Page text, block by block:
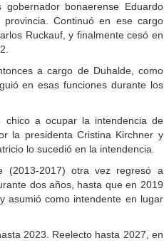
bonaerense Eduardo
Continuó en ese cargo
Ruckauf, y finalmente cesó en
a cargo de Duhalde, como
en esas funciones durante los
chico a ocupar la intendencia de
la presidenta Cristina Kirchner y
lo sucedió en la intendencia.
(2013-2017) otra vez regresó a
dos años, hasta que en 2019
asumió como intendente en lugar
2023. Reelecto hasta 2027, en